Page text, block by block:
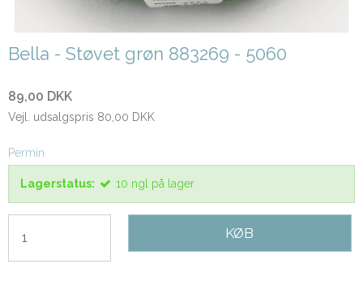
Bella - Støvet grøn 883269 - 5060
89,00 DKK
Vejl. udsalgspris 80,00 DKK
Permin
Lagerstatus: 10 ngl på lager
KØB